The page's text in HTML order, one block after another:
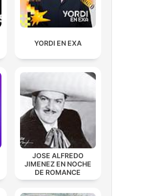
YORDI EN EXA
JOSE ALFREDO
JIMENEZ EN NOCHE
DE ROMANCE